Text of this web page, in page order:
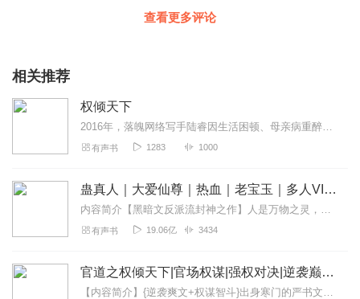
详略得当，没有拖泥带水、没有啰啰嗦嗦，从头到尾怎一
准，与毫不拖泥带水的本文相得益彰。内容与播音珠联璧
合，堪称“爽文”之中的精品，“爽文”之中的样板。
2021-12-19
铭铭吖_
嗯，还不错的，一口气听完。男频小说就该是这个样子的。
权谋类的狠人就该有勇有谋。主播播讲的还是很值得肯定的
些挂羊头卖狗肉的大主播好很多了
2021-06-19
查看更多评论
相关推荐
权倾天下
2016年，落魄网络写手陆睿因生活困顿、母亲病重醉酒昏迷，醒来竟重生回2001年大学毕业前夕。前世因拒绝乡政临时工工作、外出闯荡失败的他，决心改写命运，接受这...
有声书 1283 1000
蛊真人｜大爱仙尊｜热血｜老宝玉｜多人VIP免费有声剧
内容简介【黑暗文反派流封神之作】人是万物之灵，蛊是天地真精。一个穿越者不断重生的故事。一个养蛊、炼蛊、用蛊的奇特世界。配音组（男角色）老宝玉旁白...
有声书 19.06亿 3434
官道之权倾天下|官场权谋|强权对决|逆袭巅峰|多人
【内容简介】{逆袭爽文+权谋智斗}出身寒门的严书文，因一场“借种”阴谋被卷入官场漩涡，本以为只是权色交易的棋子，却不知这场荒诞开局，竟是他踏入权力场的入场券！从...